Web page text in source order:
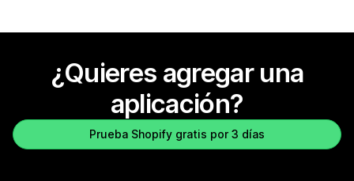
¿Quieres agregar una
aplicación?
Prueba Shopify gratis por 3 días